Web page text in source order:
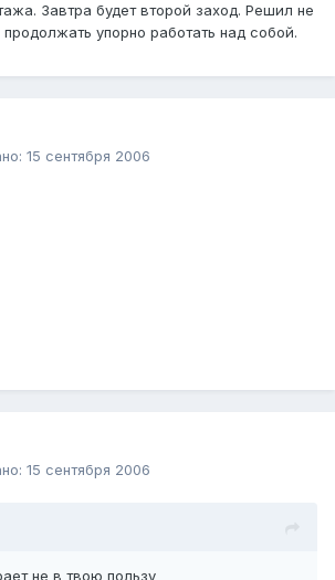
Завтра будет второй заход. Решил не
упорно работать над собой.
15 сентября 2006
15 сентября 2006
не в твою пользу